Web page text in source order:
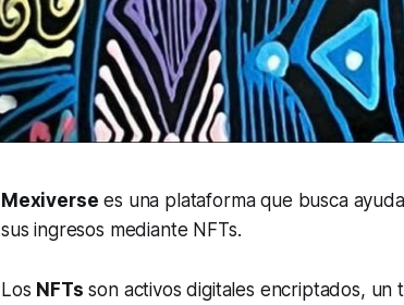
Mexiverse es una plataforma que busca
sus ingresos mediante NFTs.
Los NFTs son activos digitales encriptados,